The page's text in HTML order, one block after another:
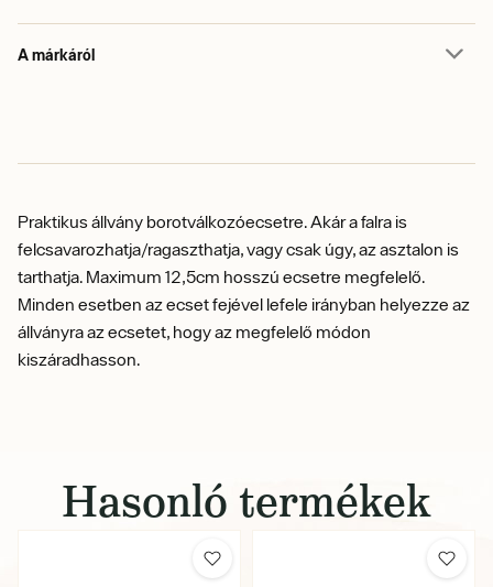
A márkáról
Praktikus állvány borotválkozóecsetre. Akár a falra is
felcsavarozhatja/ragaszthatja, vagy csak úgy, az asztalon is
tarthatja. Maximum 12,5cm hosszú ecsetre megfelelő.
Minden esetben az ecset fejével lefele irányban helyezze az
állványra az ecsetet, hogy az megfelelő módon
kiszáradhasson.
Hasonló termékek